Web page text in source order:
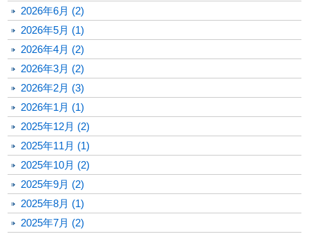
2026年6月 (2)
2026年5月 (1)
2026年4月 (2)
2026年3月 (2)
2026年2月 (3)
2026年1月 (1)
2025年12月 (2)
2025年11月 (1)
2025年10月 (2)
2025年9月 (2)
2025年8月 (1)
2025年7月 (2)